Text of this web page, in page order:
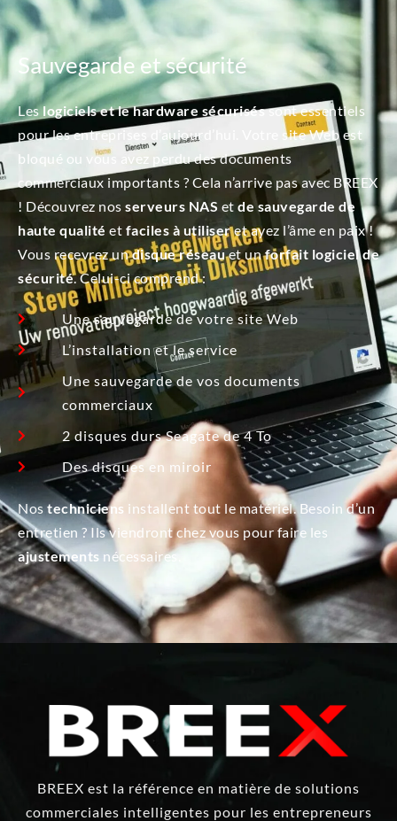
Sauvegarde et sécurité
Leslogiciels et le hardware sécuriséssont essentiels
pour les entreprises d’aujourd’hui. Votre site Web est
bloqué ou vous avez perdu des documents
commerciaux importants ? Cela n’arrive pas avec BREEX
! Découvrez nos serveurs NAS et de sauvegarde de
haute qualité et faciles à utiliseret ayez l’âme en paix !
Vous recevrez undisque réseauet unforfait logiciel de
sécurité. Celui-ci comprend :
Une sauvegarde de votre site Web
L’installation et le service
Une sauvegarde de vos documents
commerciaux
2 disques durs Seagate de 4 To
Des disques en miroir
Nostechniciens installent tout le matériel. Besoin d’un
entretien ? Ils viendront chez vous pour faire les
ajustements nécessaires.
BREEX est la référence en matière de solutions
commerciales intelligentes pour les entrepreneurs